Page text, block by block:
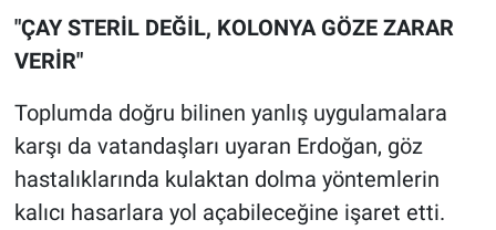
"ÇAY STERİL DEĞİL, KOLONYA GÖZE ZARAR
VERİR"
Toplumda doğru bilinen yanlış uygulamalara
karşı da vatandaşları uyaran Erdoğan, göz
hastalıklarında kulaktan dolma yöntemlerin
kalıcı hasarlara yol açabileceğine işaret etti.